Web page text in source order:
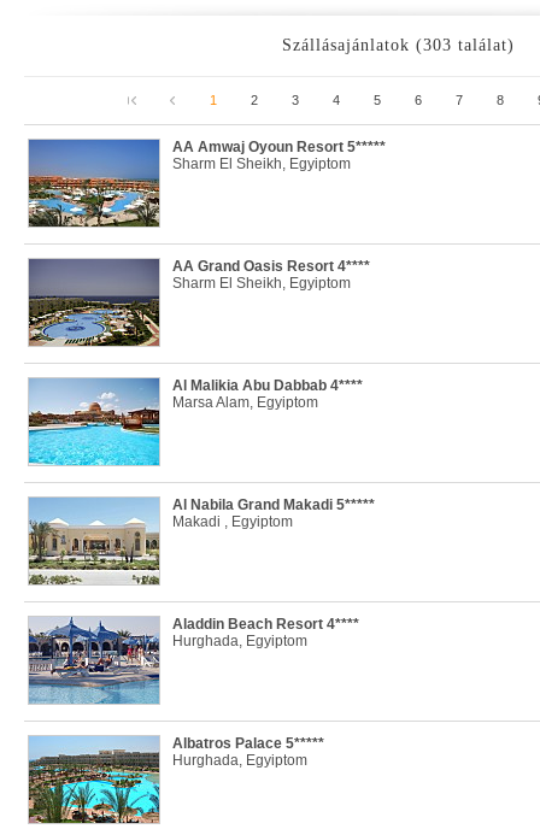
Szállásajánlatok (303 találat)
1 2 3 4 5 6 7 8
AA Amwaj Oyoun Resort 5*****
Sharm El Sheikh, Egyiptom
AA Grand Oasis Resort 4****
Sharm El Sheikh, Egyiptom
Al Malikia Abu Dabbab 4****
Marsa Alam, Egyiptom
Al Nabila Grand Makadi 5*****
Makadi , Egyiptom
Aladdin Beach Resort 4****
Hurghada, Egyiptom
Albatros Palace 5*****
Hurghada, Egyiptom